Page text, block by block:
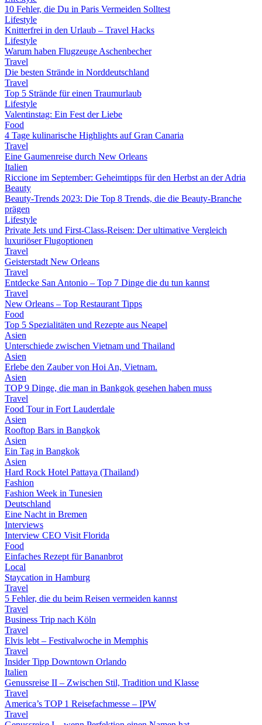
10 Fehler, die Du in Paris Vermeiden Solltest
Lifestyle
Knitterfrei in den Urlaub – Travel Hacks
Lifestyle
Warum haben Flugzeuge Aschenbecher
Travel
Die besten Strände in Norddeutschland
Travel
Top 5 Strände für einen Traumurlaub
Lifestyle
Valentinstag: Ein Fest der Liebe
Food
4 Tage kulinarische Highlights auf Gran Canaria
Travel
Eine Gaumenreise durch New Orleans
Italien
Riccione im September: Geheimtipps für den Herbst an der Adria
Beauty
Beauty-Trends 2023: Die Top 8 Trends, die die Beauty-Branche
prägen
Lifestyle
Private Jets und First-Class-Reisen: Der ultimative Vergleich
luxuriöser Flugoptionen
Travel
Geisterstadt New Orleans
Travel
Entdecke San Antonio – Top 7 Dinge die du tun kannst
Travel
New Orleans – Top Restaurant Tipps
Food
Top 5 Spezialitäten und Rezepte aus Neapel
Asien
Unterschiede zwischen Vietnam und Thailand
Asien
Erlebe den Zauber von Hoi An, Vietnam.
Asien
TOP 9 Dinge, die man in Bankgok gesehen haben muss
Travel
Food Tour in Fort Lauderdale
Asien
Rooftop Bars in Bangkok
Asien
Ein Tag in Bangkok
Asien
Hard Rock Hotel Pattaya (Thailand)
Fashion
Fashion Week in Tunesien
Deutschland
Eine Nacht in Bremen
Interviews
Interview CEO Visit Florida
Food
Einfaches Rezept für Bananbrot
Local
Staycation in Hamburg
Travel
5 Fehler, die du beim Reisen vermeiden kannst
Travel
Business Trip nach Köln
Travel
Elvis lebt – Festivalwoche in Memphis
Travel
Insider Tipp Downtown Orlando
Italien
Genussreise II – Zwischen Stil, Tradition und Klasse
Travel
America’s TOP 1 Reisefachmesse – IPW
Travel